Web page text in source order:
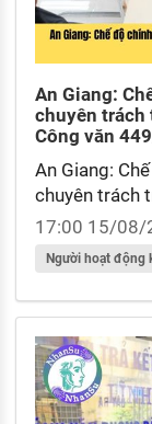
An Giang:
chuyên trách
Công văn
An Giang:
chuyên trách
văn 449/
động không
hiện mô hình
17:00 15/08/
Người hoạt động